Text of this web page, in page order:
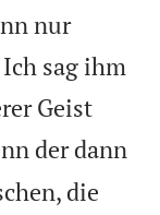
nur
sag ihm
Geist
der dann
die